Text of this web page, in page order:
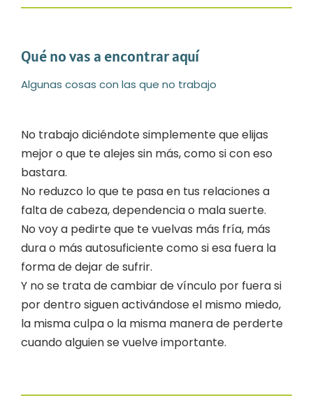
Qué no vas a encontrar aquí
Algunas cosas con las que no trabajo
No trabajo diciéndote simplemente que elijas
mejor o que te alejes sin más, como si con eso
bastara.
No reduzco lo que te pasa en tus relaciones a
falta de cabeza, dependencia o mala suerte.
No voy a pedirte que te vuelvas más fría, más
dura o más autosuficiente como si esa fuera la
forma de dejar de sufrir.
Y no se trata de cambiar de vínculo por fuera si
por dentro siguen activándose el mismo miedo,
la misma culpa o la misma manera de perderte
cuando alguien se vuelve importante.